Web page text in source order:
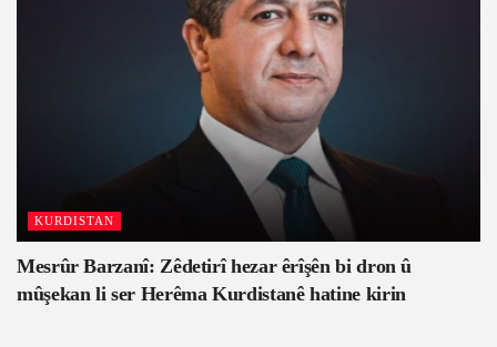
KURDISTAN
Mesrûr Barzanî: Zêdetirî hezar êrîşên bi dron û
mûşekan li ser Herêma Kurdistanê hatine kirin